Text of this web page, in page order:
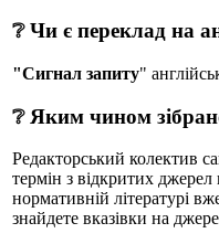
❔ Чи є переклад на
"Сигнал запиту"
❔ Яким чином
Редакторський колектив
термін з відкритих джерел
нормативній літературі
знайдете вказівки на